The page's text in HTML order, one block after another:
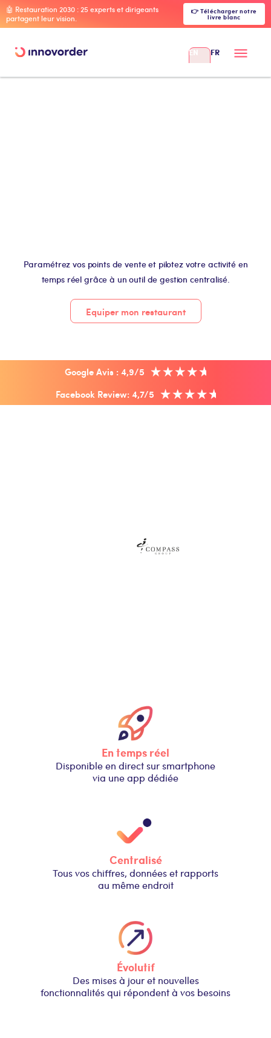
🤖 Restauration 2030 : 25 experts et dirigeants
partagent leur vision.
👉 Télécharger notre
livre blanc
EN FR
Paramétrez vos points de vente et pilotez votre activité en
temps réel grâce à un outil de gestion centralisé.
Equiper mon restaurant
Google Avis : 4,9/5
Facebook Review: 4,7/5
En temps réel
Disponible en direct sur smartphone
via une app dédiée
Centralisé
Tous vos chiffres, données et rapports
au même endroit
Évolutif
Des mises à jour et nouvelles
fonctionnalités qui répondent à vos besoins